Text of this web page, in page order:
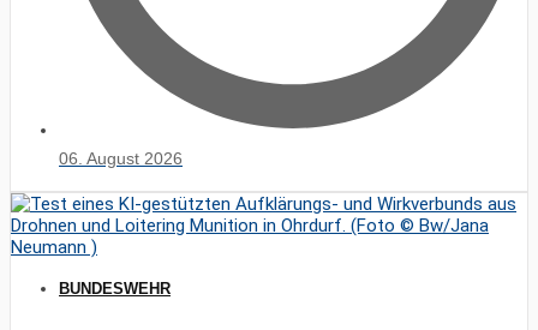
06. August 2026
BUNDESWEHR